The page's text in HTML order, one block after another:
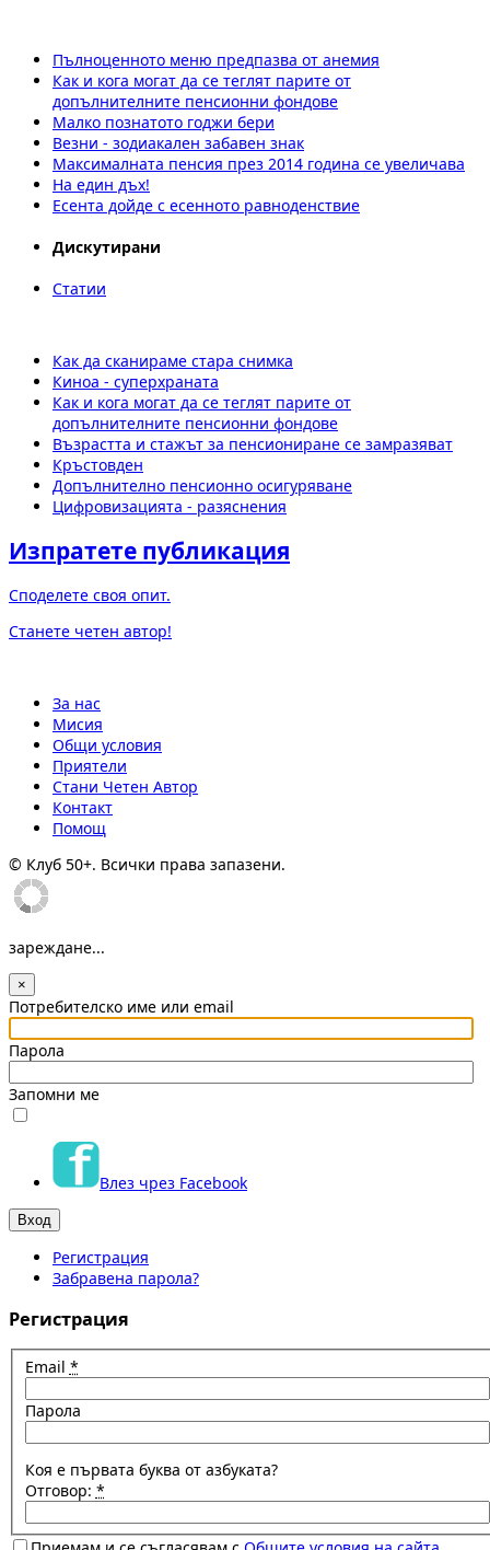
Пълноценното меню предпазва от анемия
Как и кога могат да се теглят парите от
допълнителните пенсионни фондове
Малко познатото годжи бери
Везни - зодиакален забавен знак
Максималната пенсия през 2014 година се увеличава
На един дъх!
Есента дойде с есенното равноденствие
Дискутирани
Статии
Как да сканираме стара снимка
Киноа - суперхраната
Как и кога могат да се теглят парите от
допълнителните пенсионни фондове
Възрастта и стажът за пенсиониране се замразяват
Кръстовден
Допълнително пенсионно осигуряване
Цифровизацията - разяснения
Изпратете публикация
Споделете своя опит.
Станете четен автор!
За нас
Мисия
Общи условия
Приятели
Стани Четен Автор
Контакт
Помощ
© Клуб 50+. Всички права запазени.
зареждане...
×
Потребителско име или email
Парола
Запомни ме
Влез чрез Facebook
Регистрация
Забравена парола?
Регистрация
Email *
Парола
Коя е първата буква от азбуката?
Отговор: *